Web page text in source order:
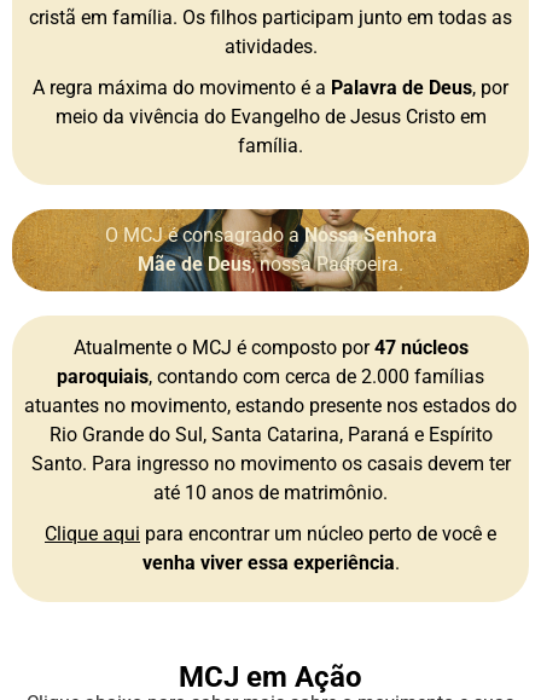
cristã em família. Os filhos participam junto em todas as
atividades.
A regra máxima do movimento é a Palavra de Deus, por
meio da vivência do Evangelho de Jesus Cristo em
família.
O MCJ é consagrado aNossa Senhora
Mãe de Deus, nossa Padroeira.
Atualmente o MCJ é composto por47 núcleos
paroquiais, contando com cerca de 2.000 famílias
atuantes no movimento, estando presente nos estados do
Rio Grande do Sul, Santa Catarina, Paraná e Espírito
Santo. Para ingresso no movimento os casais devem ter
até 10 anos de matrimônio.
Clique aqui para encontrar um núcleo perto de você e
venha viver essa experiência.
MCJ em Ação